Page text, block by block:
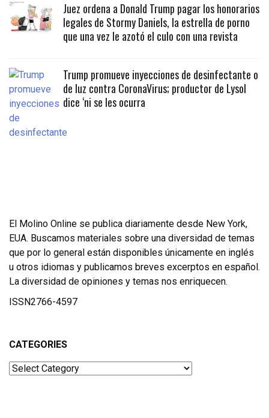
Juez ordena a Donald Trump pagar los honorarios
legales de Stormy Daniels, la estrella de porno
que una vez le azotó el culo con una revista
Trump promueve inyecciones de desinfectante o
de luz contra CoronaVirus; productor de Lysol
dice ‘ni se les ocurra
El Molino Online se publica diariamente desde New York,
EUA. Buscamos materiales sobre una diversidad de temas
que por lo general están disponibles únicamente en inglés
u otros idiomas y publicamos breves excerptos en español.
La diversidad de opiniones y temas nos enriquecen.
ISSN2766-4597
CATEGORIES
Categories